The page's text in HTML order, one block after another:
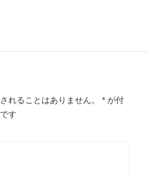
れることはありません。 * が付
す